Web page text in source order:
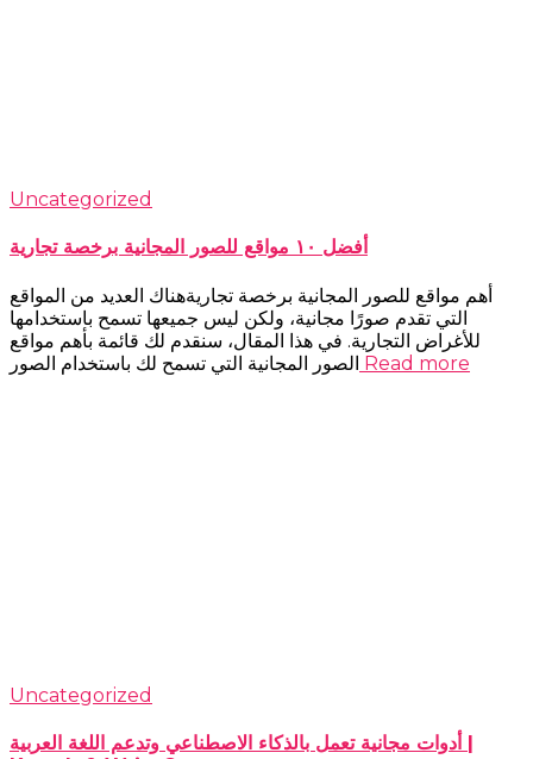
Uncategorized
أفضل ١٠ مواقع للصور المجانية برخصة تجارية
أهم مواقع للصور المجانية برخصة تجاريةهناك العديد من المواقع
التي تقدم صورًا مجانية، ولكن ليس جميعها تسمح باستخدامها
للأغراض التجارية. في هذا المقال، سنقدم لك قائمة بأهم مواقع
الصور المجانية التي تسمح لك باستخدام الصور Read more
Uncategorized
أدوات مجانية تعمل بالذكاء الاصطناعي وتدعم اللغة العربية |